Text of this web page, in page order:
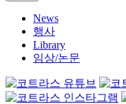
News
행사
Library
임상/논문